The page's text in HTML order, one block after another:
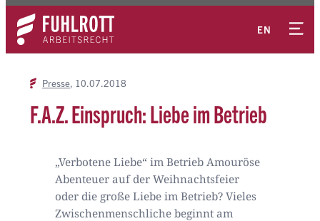
Zum
Inhalt
springen
EN
Kontakt
Presse 10.07.2018
F.A.Z. Einspruch: Liebe im Betrieb
„Verbotene Liebe“ im Betrieb Amouröse
Abenteuer auf der Weihnachtsfeier
oder die große Liebe im Betrieb? Vieles
Zwischenmenschliche beginnt am